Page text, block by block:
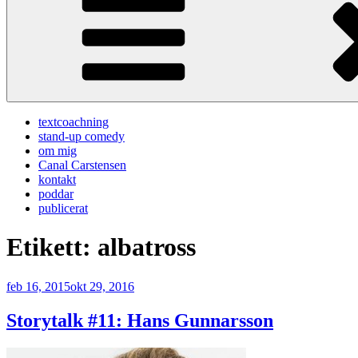
textcoachning
stand-up comedy
om mig
Canal Carstensen
kontakt
poddar
publicerat
Etikett: albatross
Publicerat
feb 16, 2015okt 29, 2016
Storytalk #11: Hans Gunnarsson